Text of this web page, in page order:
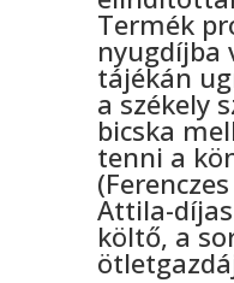
Termék
nyugdíjba
tájékán
a székely
bicska
tenni a
Attila-
költő, a